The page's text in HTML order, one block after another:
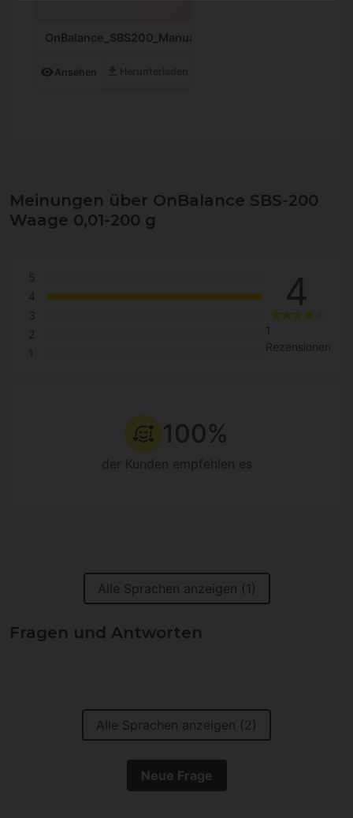
OnBalance_SBS200_Manual.pdf
visibility Ansehen
Meinungen über OnBalance SBS-200
Waage 0,01-200 g
5
4
3
2
1
4
1
Rezensionen
100%
der Kunden empfehlen es
Alle Sprachen anzeigen (1)
Fragen und Antworten
Alle Sprachen anzeigen (2)
Neue Frage